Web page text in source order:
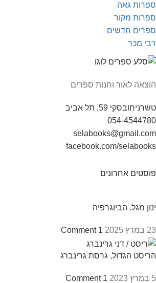
ספרות גאה
ספרות מקור
ספרים חדשים
רבי מכר
הוצאה לאור וחנות ספרים
טשרניחובסקי 59, תל אביב
054-4544780
selabooks@gmail.com
facebook.com/selabooks
פוסטים אחרונים
ינון מגל. הביוגרפיה
23 במרץ 2025 1 Comment
הריסט הגדול, גרסת גרינברג
5 במרץ 2023 1 Comment